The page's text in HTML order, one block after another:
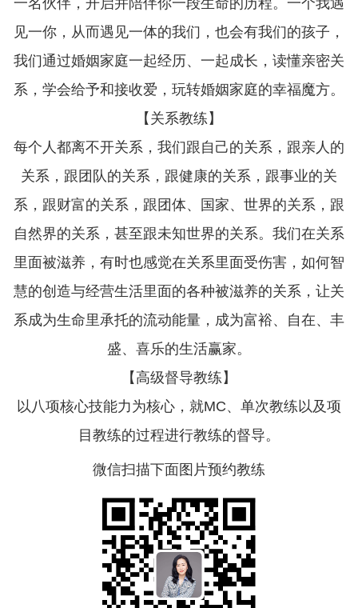
一名伙伴，开启并陪伴你一段生命的历程。一个我遇
见一你，从而遇见一体的我们，也会有我们的孩子，
我们通过婚姻家庭一起经历、一起成长，读懂亲密关
系，学会给予和接收爱，玩转婚姻家庭的幸福魔方。
【关系教练】
每个人都离不开关系，我们跟自己的关系，跟亲人的
关系，跟团队的关系，跟健康的关系，跟事业的关
系，跟财富的关系，跟团体、国家、世界的关系，跟
自然界的关系，甚至跟未知世界的关系。我们在关系
里面被滋养，有时也感觉在关系里面受伤害，如何智
慧的创造与经营生活里面的各种被滋养的关系，让关
系成为生命里承托的流动能量，成为富裕、自在、丰
盛、喜乐的生活赢家。
【高级督导教练】
以八项核心技能力为核心，就MC、单次教练以及项
目教练的过程进行教练的督导。
微信扫描下面图片预约教练